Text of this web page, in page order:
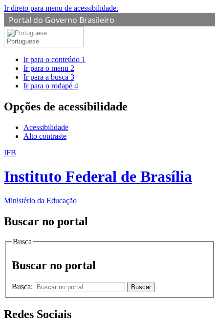
Ir direto para menu de acessibilidade.
Portal do Governo Brasileiro
Portuguese
Ir para o conteúdo 1
Ir para o menu 2
Ir para a busca 3
Ir para o rodapé 4
Opções de acessibilidade
Acessibilidade
Alto contraste
IFB
Instituto Federal de Brasília
Ministério da Educação
Buscar no portal
Busca
Buscar no portal
Busca: Buscar
Redes Sociais